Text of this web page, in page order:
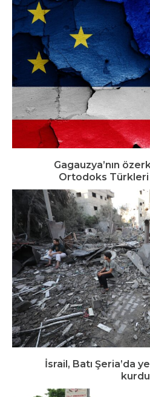
Gagauzya’nın
Ortodoks
İsrail, Batı Şeria’da
kurdu